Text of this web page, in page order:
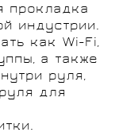
прокладка
индустрии.
как Wi-Fi,
а также
руля,
для